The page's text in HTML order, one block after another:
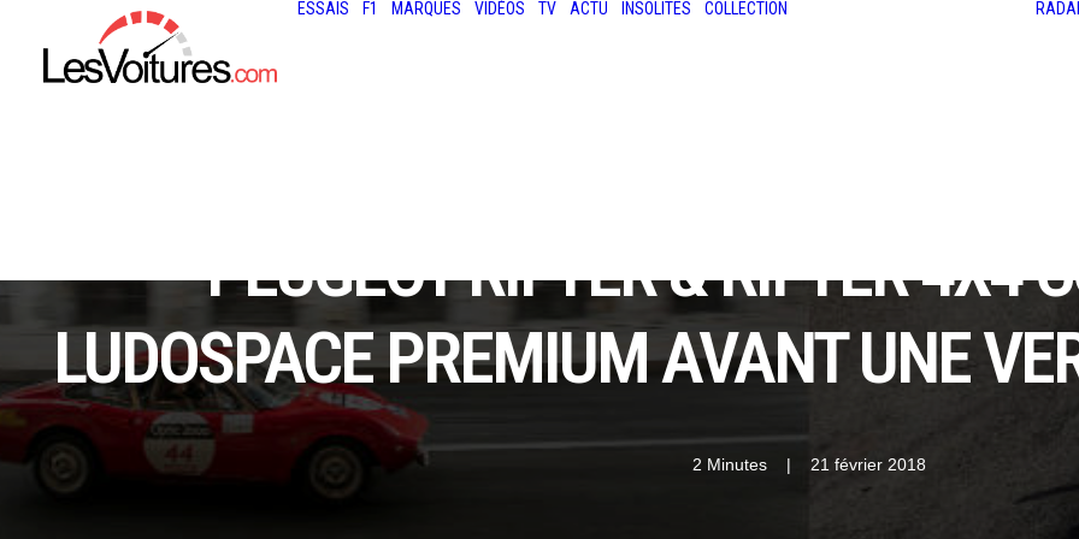
ESSAIS F1 MARQUES VIDÉOS TV ACTU INSOLITES COLLECTION
PEUGEOT RIFTER & RIFTER 4X4
LUDOSPACE PREMIUM AVANT UNE
2 Minutes | 21 février 2018